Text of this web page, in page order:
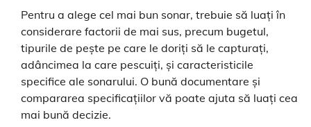
Pentru a alege cel mai bun sonar, trebuie să luați în
considerare factorii de mai sus, precum bugetul,
tipurile de pește pe care le doriți să le capturați,
adâncimea la care pescuiți, și caracteristicile
specifice ale sonarului. O bună documentare și
compararea specificațiilor vă poate ajuta să luați cea
mai bună decizie.